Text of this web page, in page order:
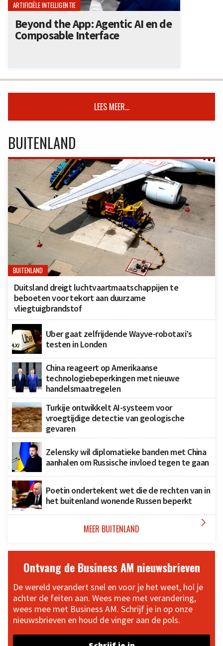
ARTIFICIËLE INTELLIGENTIE
Beyond the App: Agentic AI en de
Composable Interface
LEES MEER...
BUITENLAND
BUITENLAND
Duitsland dreigt luchtvaartmaatschappijen te
beboeten voor tekort aan duurzame
vliegtuigbrandstof
Uber gaat zelfrijdende Wayve-robotaxi’s
testen in Londen
China reageert op Amerikaanse
technologiebeperkingen met nieuwe
handelsmaatregelen
Turkije ontwikkelt AI-systeem voor
vroegtijdige detectie van geologische
gevaren
Zelensky wil diplomatieke banden met China
aanhalen om Russische invloed tegen te gaan
Poetin ondertekent wet die de rechten van in
het buitenland wonende Russen beperkt
MEER BUITENLAND 
Ontvang de Business AM nieuwsbrieven
De wereld verandert snel en voor je het weet, hol je
achter de feiten aan. Wees mee met verandering,
wees mee met Business AM. Schrijf je in op onze
nieuwsbrieven en houd de vinger aan de pols.